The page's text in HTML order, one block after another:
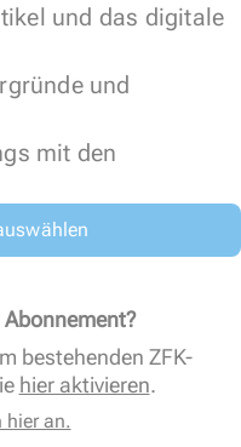
und das digitale
und
mit den
bestehenden ZFK-
hier aktivieren.
hier an.